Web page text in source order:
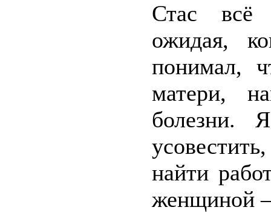
Стас всё
ожидая,
понимал,
матери,
болезни.
найти
женщиной –